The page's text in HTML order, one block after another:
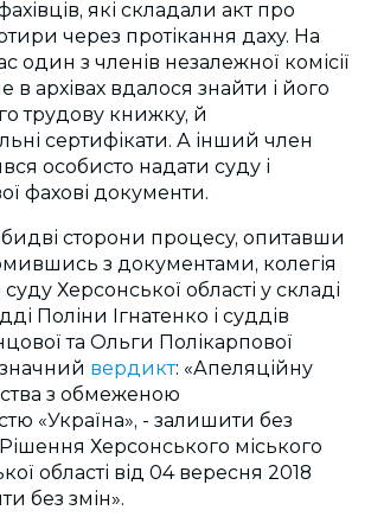
які складали акт про
через протікання даху. На
один з членів незалежної комісії
архівах вдалося знайти і його
трудову книжку, й
сертифікати. А інший член
особисто надати суду і
фахові документи.
сторони процесу, опитавши
з документами, колегія
Херсонської області у складі
Поліни Ігнатенко і суддів
та Ольги Полікарпової
вердикт: «Апеляційну
з обмеженою
«Україна», - залишити без
Херсонського міського
області від 04 вересня 2018
без змін».